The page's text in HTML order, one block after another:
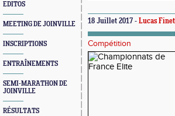
EDITOS
MEETING DE JOINVILLE
INSCRIPTIONS
ENTRAÎNEMENTS
SEMI-MARATHON DE
JOINVILLE
RÉSULTATS
18 Juillet 2017 - Lucas Finet
Compétition